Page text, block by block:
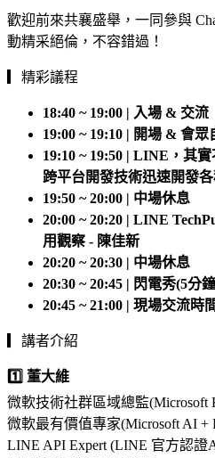
歡迎前來共襄盛舉，一同參與
動精采絕倫，不容錯過！
▎精彩議程
18:40 ~ 19:00 | 入場 & 交流
19:00 ~ 19:10 | 開場 & 會眾
19:10 ~ 19:50 | LINE，其
跨平台開發技術迅速開發
19:50 ~ 20:00 | 中場休息
20:00 ~ 20:20 | LINE
用觀察 - 陳佳新
20:20 ~ 20:30 | 中場休息
20:30 ~ 20:45 | 閃電秀(5分
20:45 ~ 21:00 | 現場交流時
▎講者介紹
1️⃣ 董大維
微軟技術社群區域總監(Microsoft
微軟最有價值專家(Microsoft AI +
LINE API Expert (LINE 官方認證